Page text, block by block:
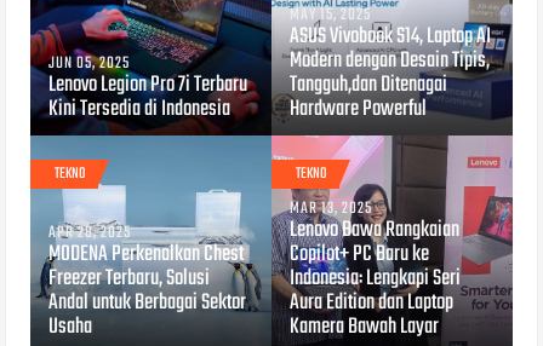
JUN 05, 2025
Lenovo Legion Pro 7i Terbaru
Kini Tersedia di Indonesia
MAY 15, 2025
ASUS Vivobook S14, Laptop AI
Modern dengan Desain Tipis,
Tangguh,dan Ditenagai
Hardware Powerful
TEKNO
APR 28, 2025
MODENA Perkenalkan Chest
Freezer Terbaru, Solusi
Andal untuk Berbagai Sektor
Usaha
TEKNO
MAR 13, 2025
Lenovo Bawa Rangkaian
Copilot+ PC Baru ke
Indonesia: Lengkapi Seri
Aura Edition dan Laptop
Kamera Bawah Layar